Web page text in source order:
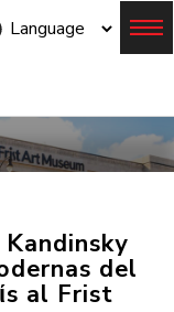
del
al Frist